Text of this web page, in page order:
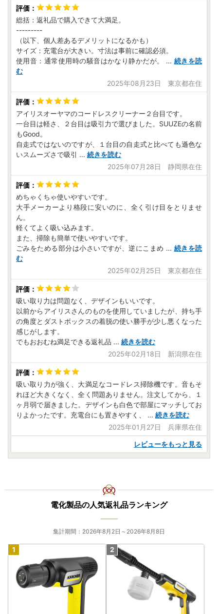
総括：返礼品で購入できて大満足。
---------
（以下、個人差あるデメリットになるかも）
サイズ：充電台が大きい。寸法は事前に確認必須。
使用音：通常使用時の騒音はかなり静かだが。
... 続きを読
む
2025年08月23日 東京都在住
アイリスオーヤマのコードレスクリーナー２台目です。
一台目は軽さ、２台目は吸引力で選びました。SUUZEの名前
もGood。
自走式ではないのですが、１台目の自走式と比べても遜色な
いスムーズさで吸引 ... 続きを読む
2025年07月28日 静岡県在住
めちゃくちゃ使いやすいです。
大手メーカーより格段に安いのに、全く引け目をとりませ
ん。
軽くてよく吸い込みます。
また、掃除も簡単で使いやすいです。
ごみをためる部分は小さいですが、逆にこまめ ... 続きを読
む
2025年02月25日 東京都在住
吸い取り力は問題なく、デザインもいいです。
以前からアイリスさんのものを使用していましたが、持ち手
の角度とダストボックスの着脱の使い勝手が少し悪くなった
感じがします。
でもおおむね満足できる返礼品 ... 続きを読む
2025年02月18日 新潟県在住
吸い取り力が強く、大満足なコードレス掃除機です。音もそ
れほど大きくなく、全く問題ありません。注文してから、１
ヶ月弱で届きました。デザインも白色で部屋にマッチしてお
りよかったです。充電台にも置きやすく、
... 続きを読む
2025年01月27日 兵庫県在住
レビューをもっと見る
電化製品の人気返礼品ランキング
集計期間：2026年8月2日～2026年8月8日